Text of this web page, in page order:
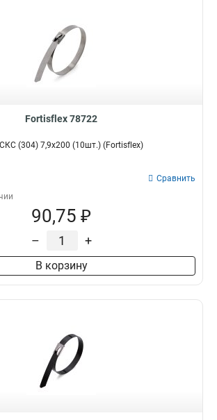
Fortisflex 78722
(304) 7,9x200 (10шт.) (Fortisflex)
Сравнить
90,75 ₽
– +
В корзину